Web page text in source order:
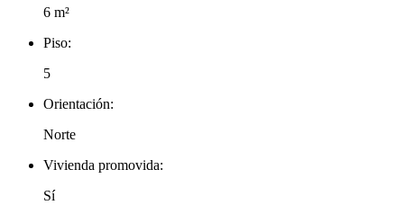
6 m²
Piso:
5
Orientación:
Norte
Vivienda promovida:
Sí